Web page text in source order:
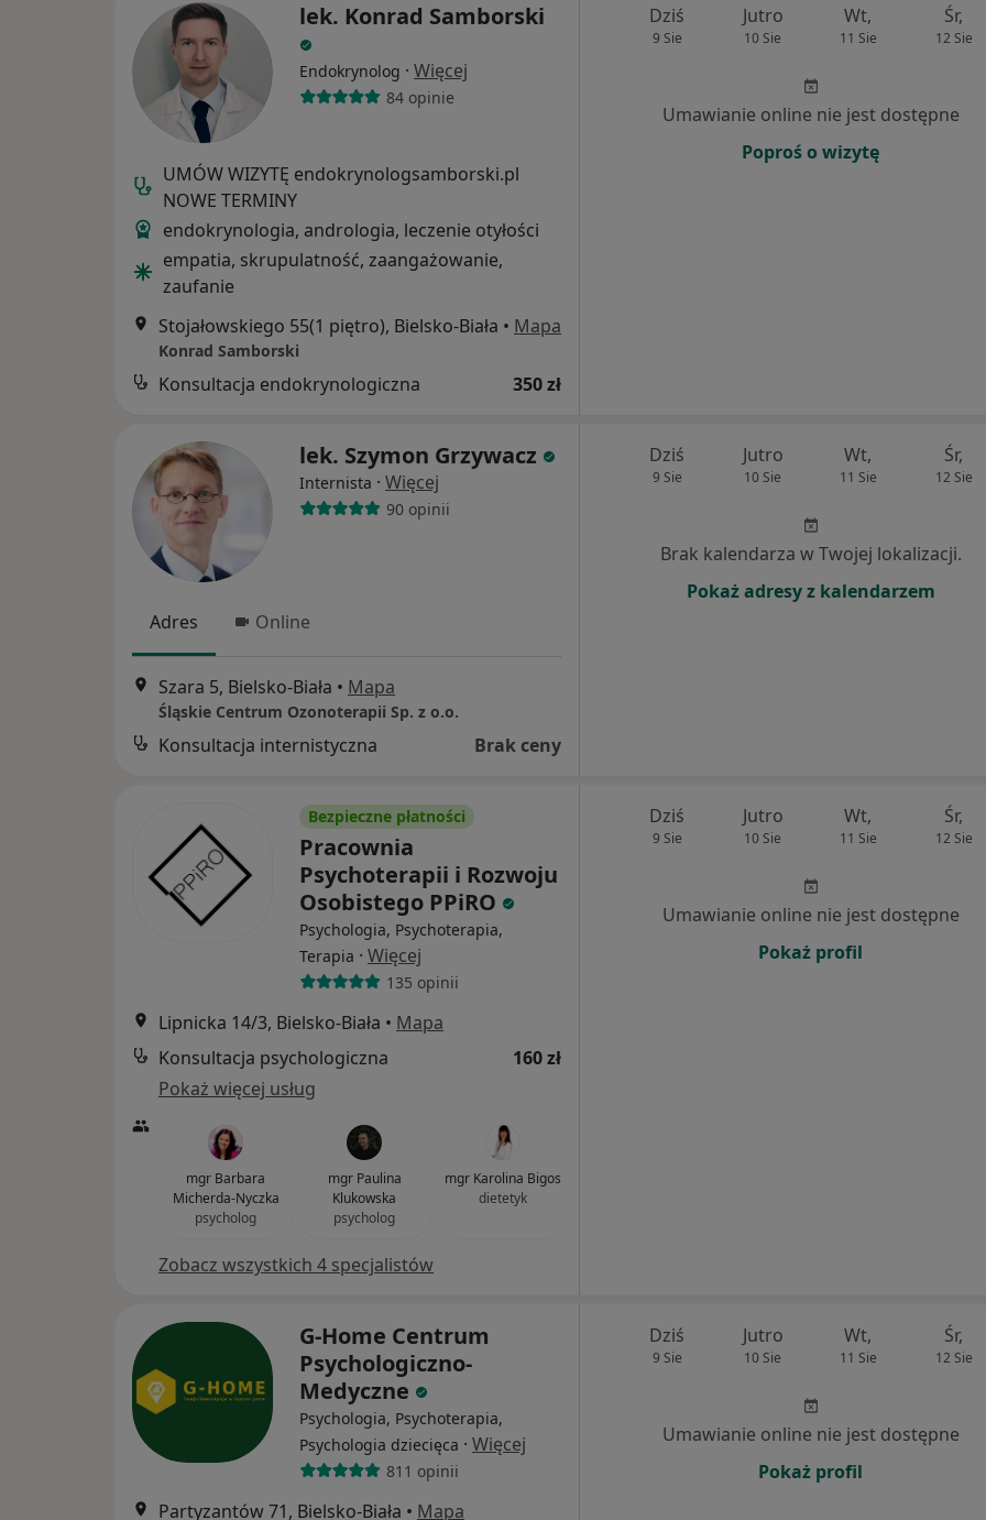
lek. Konrad Samborski
Endokrynolog · Więcej
84 opinie
UMÓW WIZYTĘ endokrynologsamborski.pl
NOWE TERMINY
endokrynologia, andrologia, leczenie otyłości
empatia, skrupulatność, zaangażowanie,
zaufanie
Stojałowskiego 55(1 piętro), Bielsko-Biała • Mapa
Konrad Samborski
Konsultacja endokrynologiczna 350 zł
Dziś
9 Sie
Jutro
10 Sie
Wt,
11 Sie
Śr,
12 Sie
Umawianie online nie jest dostępne
Poproś o wizytę
lek. Szymon Grzywacz
Internista · Więcej
90 opinii
Adres Online
Szara 5, Bielsko-Biała • Mapa
Śląskie Centrum Ozonoterapii Sp. z o.o.
Konsultacja internistyczna Brak ceny
Dziś
9 Sie
Jutro
10 Sie
Wt,
11 Sie
Śr,
12 Sie
Brak kalendarza w Twojej lokalizacji.
Pokaż adresy z kalendarzem
Bezpieczne płatności
Pracownia
Psychoterapii i Rozwoju
Osobistego PPiRO
Psychologia, Psychoterapia,
Terapia · Więcej
135 opinii
Lipnicka 14/3, Bielsko-Biała • Mapa
Konsultacja psychologiczna
160 zł
Pokaż więcej usług
mgr Barbara
Micherda-Nyczka
psycholog
mgr Paulina
Klukowska
psycholog
mgr Karolina Bigos
dietetyk
Zobacz wszystkich 4 specjalistów
Dziś
9 Sie
Jutro
10 Sie
Wt,
11 Sie
Śr,
12 Sie
Umawianie online nie jest dostępne
Pokaż profil
G-Home Centrum
Psychologiczno-
Medyczne
Psychologia, Psychoterapia,
Psychologia dziecięca · Więcej
811 opinii
Partyzantów 71, Bielsko-Biała • Mapa
Dziś
9 Sie
Jutro
10 Sie
Wt,
11 Sie
Śr,
12 Sie
Umawianie online nie jest dostępne
Pokaż profil